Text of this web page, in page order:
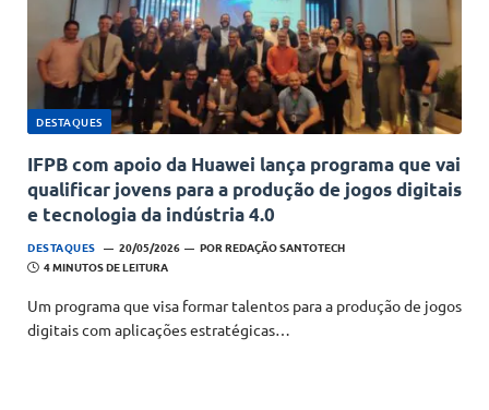
DESTAQUES
IFPB com apoio da Huawei lança programa que vai
qualificar jovens para a produção de jogos digitais
e tecnologia da indústria 4.0
DESTAQUES 20/05/2026 POR REDAÇÃO SANTOTECH
4 MINUTOS DE LEITURA
Um programa que visa formar talentos para a produção de jogos
digitais com aplicações estratégicas…